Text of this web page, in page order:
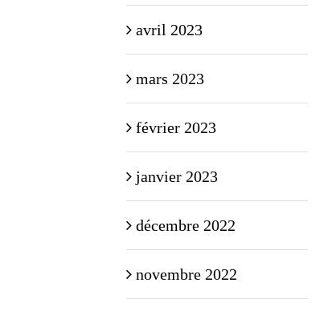
avril 2023
mars 2023
février 2023
janvier 2023
décembre 2022
novembre 2022